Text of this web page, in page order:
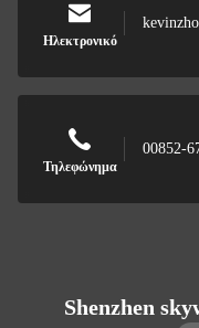
Ηλεκτρονικό
Τηλεφώνημα
00852-
Shenzhen